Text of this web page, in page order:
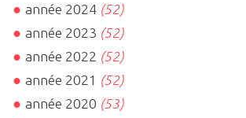
année 2024 (52)
année 2023 (52)
année 2022 (52)
année 2021 (52)
année 2020 (53)